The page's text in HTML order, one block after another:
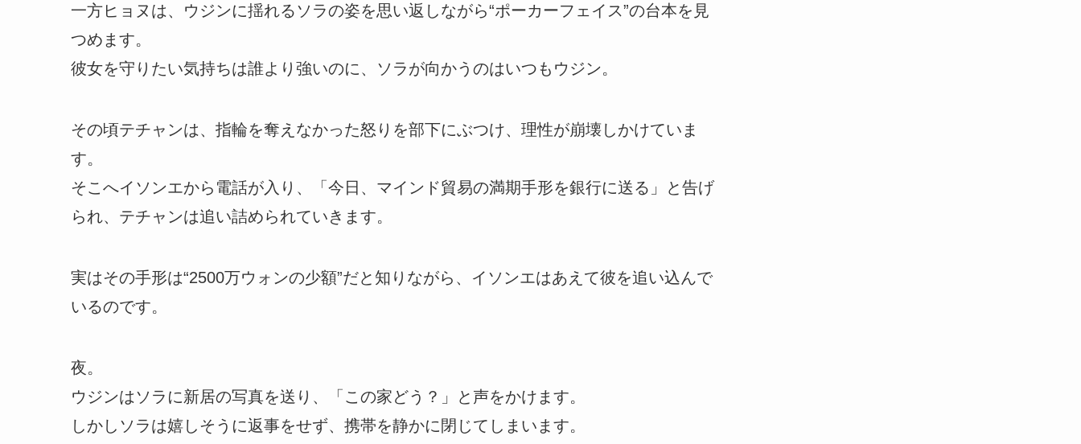
一方ヒョヌは、ウジンに揺れるソラの姿を思い返しながら“ポーカーフェイス”の台本を見
つめます。
彼女を守りたい気持ちは誰より強いのに、ソラが向かうのはいつもウジン。
その頃テチャンは、指輪を奪えなかった怒りを部下にぶつけ、理性が崩壊しかけていま
す。
そこへイソンエから電話が入り、「今日、マインド貿易の満期手形を銀行に送る」と告げ
られ、テチャンは追い詰められていきます。
実はその手形は“2500万ウォンの少額”だと知りながら、イソンエはあえて彼を追い込んで
いるのです。
夜。
ウジンはソラに新居の写真を送り、「この家どう？」と声をかけます。
しかしソラは嬉しそうに返事をせず、携帯を静かに閉じてしまいます。